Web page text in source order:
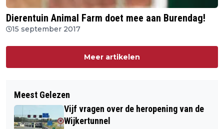
Dierentuin Animal Farm doet mee aan Burendag!
15 september 2017
Meer artikelen
Meest Gelezen
Vijf vragen over de heropening van de
Wijkertunnel